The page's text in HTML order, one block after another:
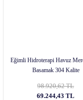
Eğimli Hidroterapi Havuz
Basamak 304 Kalite
98.920,62 TL
69.244,43 TL